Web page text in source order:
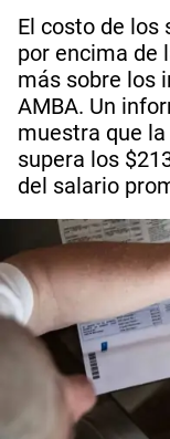
El costo de los
por encima de
más sobre los
AMBA. Un
muestra que
supera los
del salario